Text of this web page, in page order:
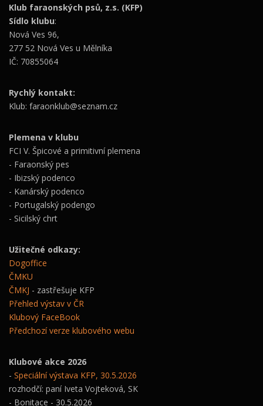
Klub faraonských psů, z.s. (KFP)
Sídlo klubu:
Nová Ves 96,
277 52 Nová Ves u Mělníka
IČ: 70855064
Rychlý kontakt:
Klub: faraonklub@seznam.cz
Plemena v klubu
FCI V. Špicové a primitivní plemena
- Faraonský pes
- Ibizský podenco
- Kanárský podenco
- Portugalský podengo
- Sicilský chrt
Užitečné odkazy:
Dogoffice
ČMKU
ČMKJ - zastřešuje KFP
Přehled výstav v ČR
Klubový FaceBook
Předchozí verze klubového webu
Klubové akce 2026
- Speciální výstava KFP, 30.5.2026
rozhodčí: paní Iveta Vojteková, SK
- Bonitace - 30.5.2026